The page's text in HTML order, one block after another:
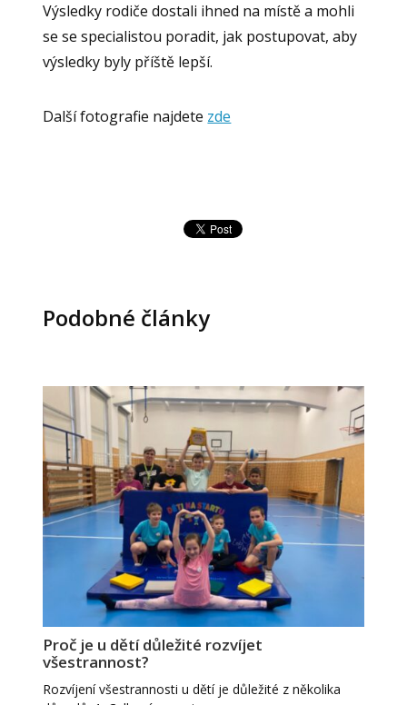
Výsledky rodiče dostali ihned na místě a mohli
se se specialistou poradit, jak postupovat, aby
výsledky byly příště lepší.
Další fotografie najdete zde
Podobné články
Proč je u dětí důležité rozvíjet
všestrannost?
Rozvíjení všestrannosti u dětí je důležité z několika